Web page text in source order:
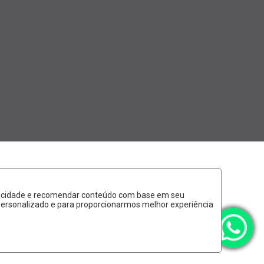
e recomendar conteúdo com base em seu
e para proporcionarmos melhor experiência